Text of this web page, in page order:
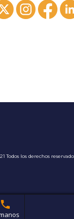
phone
Todos los derechos